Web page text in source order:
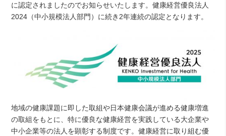
に認定されましたのでお知らせいたします。健康経営優良法人
2024（中小規模法人部門）に続き2年連続の認定となります。
地域の健康課題に即した取組や日本健康会議が進める健康増進
の取組をもとに、特に優良な健康経営を実践している大企業や
中小企業等の法人を顕彰する制度です。健康経営に取り組む優